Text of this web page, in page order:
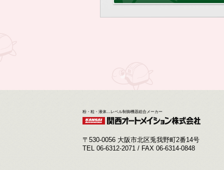
粉・粒・液体…レベル制御機器総合メーカー
〒530-0056 大阪市北区兎我野町2番14号
TEL 06-6312-2071 / FAX 06-6314-0848